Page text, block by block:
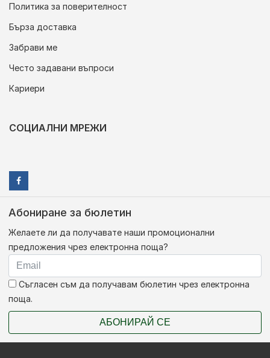
Политика за поверителност
Бърза доставка
Забрави ме
Често задавани въпроси
Кариери
СОЦИАЛНИ МРЕЖИ
Абониране за бюлетин
Желаете ли да получавате наши промоционални
предложения чрез електронна поща?
Съгласен съм да получавам бюлетин чрез електронна
поща.
АБОНИРАЙ СЕ